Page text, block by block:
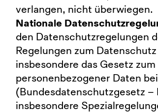
verlangen, nicht überwiegen.
Nationale
den Datenschutzregelungen
Regelungen zum
insbesondere das Gesetz
personenbezogener Daten
(Bundesdatenschutzgesetz –
insbesondere